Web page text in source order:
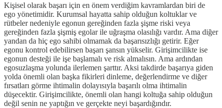
Kişisel olarak başarı için en önem verdiğim kavramlardan biri de
ego yönetimidir. Kurumsal hayatta sahip olduğun koltuklar ve
rütbeler nedeniyle egonun gereğinden fazla şişme riski veya
gereğinden fazla şişmiş egolar ile uğraşma olasılığı vardır. Ama diğer
yandan da hiç ego sahibi olmamak da başarısızlığı getirir. Eğer
egonu kontrol edebilirsen başarı şansın yükselir. Girişimcilikte ise
egonun desteği ile işe başlamalı ve risk almalısın. Ama ardından
egosuzlaşma yolunda ilerlemen şarttır. Aksi takdirde başarıya giden
yolda önemli olan başka fikirleri dinleme, değerlendirme ve diğer
fırsatları görme ihtimalin dolayısıyla başarılı olma ihtimalin
düşecektir. Girişimcilikte, önemli olan hangi koltuğa sahip olduğun
değil senin ne yaptığın ve gerçekte neyi başardığındır.